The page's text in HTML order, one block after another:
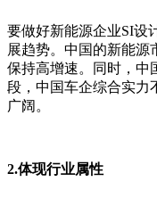
要做好新能源企业SI设
展趋势。中国的新能源
保持高增速。同时，中
段，中国车企综合实力
广阔。
2.体现行业属性